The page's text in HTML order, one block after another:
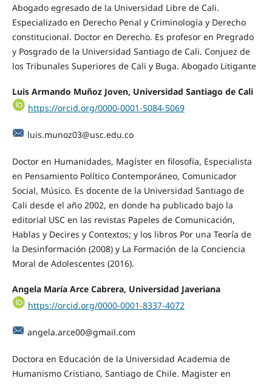
Abogado egresado de la Universidad Libre de Cali.
Especializado en Derecho Penal y Criminología y Derecho
constitucional. Doctor en Derecho. Es profesor en Pregrado
y Posgrado de la Universidad Santiago de Cali. Conjuez de
los Tribunales Superiores de Cali y Buga. Abogado Litigante
Luis Armando Muñoz Joven, Universidad Santiago de Cali
https://orcid.org/0000-0001-5084-5069
luis.munoz03@usc.edu.co
Doctor en Humanidades, Magíster en filosofía, Especialista
en Pensamiento Político Contemporáneo, Comunicador
Social, Músico. Es docente de la Universidad Santiago de
Cali desde el año 2002, en donde ha publicado bajo la
editorial USC en las revistas Papeles de Comunicación,
Hablas y Decires y Contextos; y los libros Por una Teoría de
la Desinformación (2008) y La Formación de la Conciencia
Moral de Adolescentes (2016).
Angela María Arce Cabrera, Universidad Javeriana
https://orcid.org/0000-0001-8337-4072
angela.arce00@gmail.com
Doctora en Educación de la Universidad Academia de
Humanismo Cristiano, Santiago de Chile. Magister en